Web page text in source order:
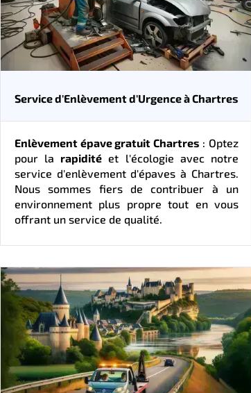
Service d'Enlèvement d'Urgence à Chartres
Enlèvement épave gratuit Chartres : Optez
pour la rapidité et l'écologie avec notre
service d'enlèvement d'épaves à Chartres.
Nous sommes fiers de contribuer à un
environnement plus propre tout en vous
offrant un service de qualité.